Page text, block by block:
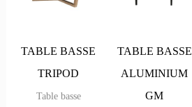
TABLE BASSE
TRIPOD
Table basse
TABLE BASSE
ALUMINIUM
GM